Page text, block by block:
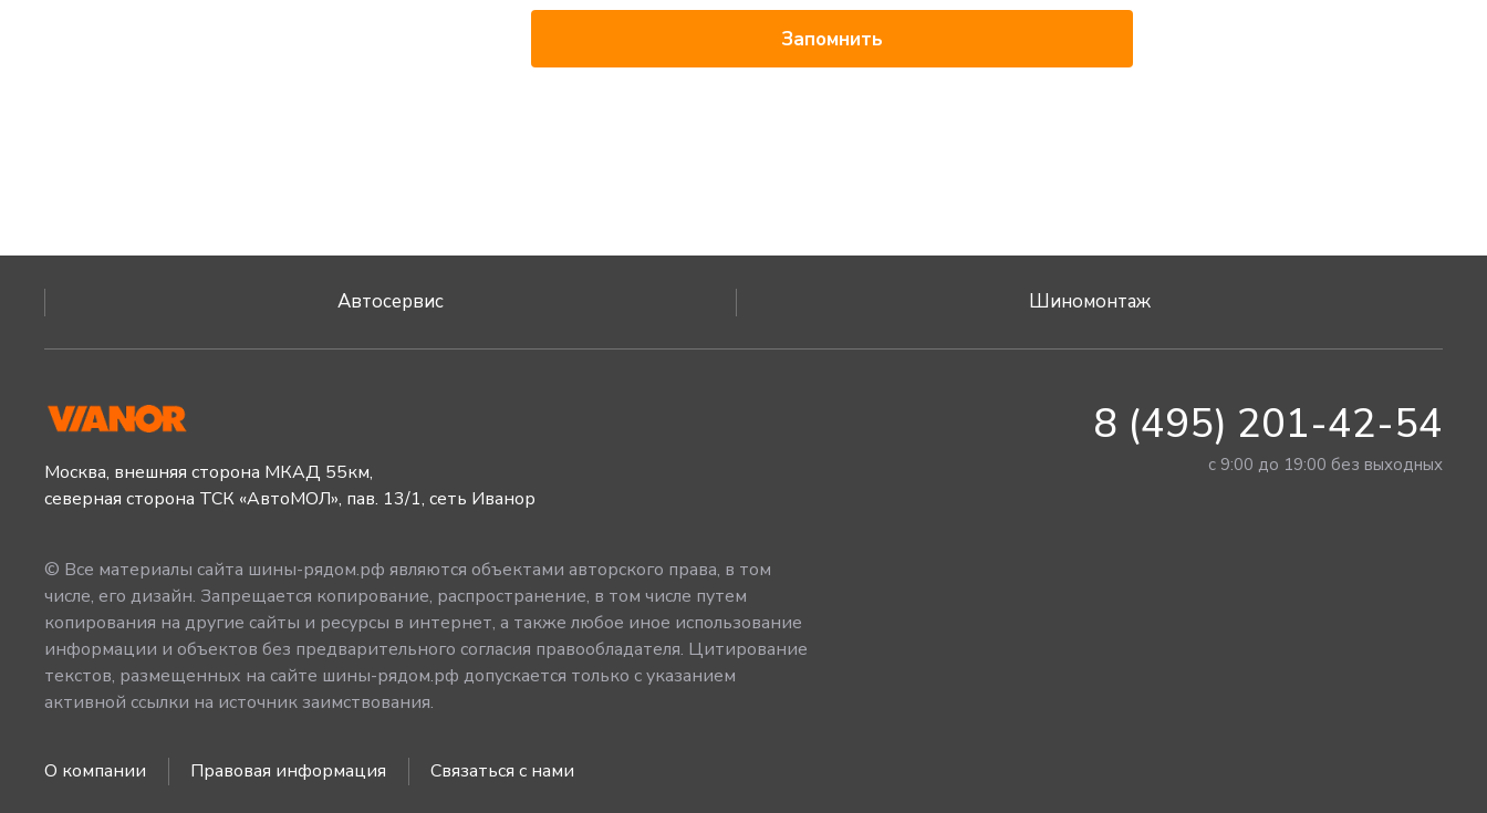
Запомнить
Автосервис Шиномонтаж
Москва, внешняя сторона МКАД 55км,
северная сторона ТСК «АвтоМОЛ», пав. 13/1, сеть Иванор
8 (495) 201-42-54
с 9:00 до 19:00 без выходных
© Все материалы сайта шины-рядом.рф являются объектами авторского права, в том
числе, его дизайн. Запрещается копирование, распространение, в том числе путем
копирования на другие сайты и ресурсы в интернет, а также любое иное использование
информации и объектов без предварительного согласия правообладателя. Цитирование
текстов, размещенных на сайте шины-рядом.рф допускается только с указанием
активной ссылки на источник заимствования.
О компании Правовая информация Связаться с нами